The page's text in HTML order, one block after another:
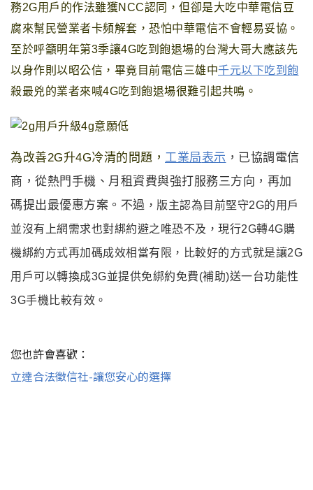
務2G用戶的作法雖獲NCC認同，但卻是大吃中華電信豆
腐來幫民營業者卡頻解套，恐怕中華電信不會輕易妥協。
至於呼籲明年第3季讓4G吃到飽退場的台灣大哥大應該先
以身作則以昭公信，畢竟目前電信三雄中千元以下吃到飽
殺最兇的業者來喊4G吃到飽退場很難引起共鳴。
為改善2G升4G冷清的問題 ， 工業局表示 ，已協調電信
商，從熱門手機、月租資費與強打服務三方向，再加
碼提出最優惠方案。不過 ，版主認為目前堅守2G的用戶
並沒有上網需求也對綁約避之唯恐不及 ，現行2G轉4G購
機綁約方式再加碼成效相當有限 ， 比較好的方式就是讓2G
用戶可以轉換成3G並提供免綁約免費(補助)送一台功能性
3G手機比較有效 。
您也許會喜歡：
立達合法徵信社-讓您安心的選擇